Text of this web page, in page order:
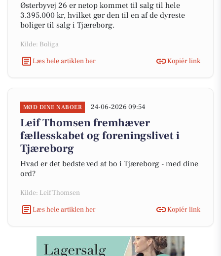
Østerbyvej 26 er netop kommet til salg til hele
3.395.000 kr, hvilket gør den til en af de dyreste
boliger til salg i Tjæreborg.
Kilde: Boliga
Læs hele artiklen her
Kopiér link
MØD DINE NABOER 24-06-2026 09:54
Leif Thomsen fremhæver
fællesskabet og foreningslivet i
Tjæreborg
Hvad er det bedste ved at bo i Tjæreborg - med dine
ord?
Kilde: Leif Thomsen
Læs hele artiklen her
Kopiér link